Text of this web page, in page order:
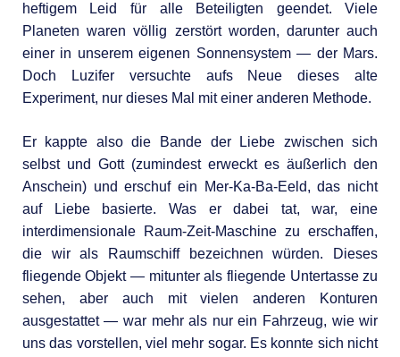
heftigem Leid für alle Beteiligten geendet. Viele
Planeten waren völlig zerstört worden, darunter auch
einer in unserem eigenen Sonnensystem — der Mars.
Doch Luzifer versuchte aufs Neue dieses alte
Experiment, nur dieses Mal mit einer anderen Methode.
Er kappte also die Bande der Liebe zwischen sich
selbst und Gott (zumindest erweckt es äußerlich den
Anschein) und erschuf ein Mer-Ka-Ba-Eeld, das nicht
auf Liebe basierte. Was er dabei tat, war, eine
interdimensionale Raum-Zeit-Maschine zu erschaffen,
die wir als Raumschiff bezeichnen würden. Dieses
fliegende Objekt — mitunter als fliegende Untertasse zu
sehen, aber auch mit vielen anderen Konturen
ausgestattet — war mehr als nur ein Fahrzeug, wie wir
uns das vorstellen, viel mehr sogar. Es konnte sich nicht